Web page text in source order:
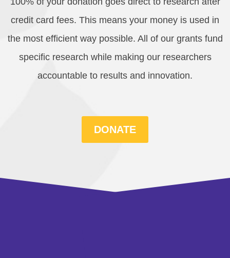
credit card fees. This means your money is used in
the most efficient way possible. All of our grants fund
specific research while making our researchers
accountable to results and innovation.
DONATE